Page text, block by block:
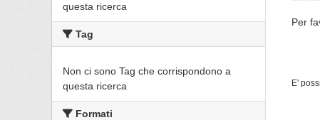
questa ricerca
Tag
Non ci sono Tag che corrispondono a
questa ricerca
Formati
Per
E'